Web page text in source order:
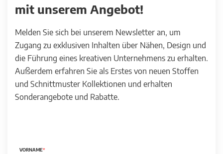
mit unserem Angebot!
Melden Sie sich bei unserem Newsletter an, um
Zugang zu exklusiven Inhalten über Nähen, Design und
die Führung eines kreativen Unternehmens zu erhalten.
Außerdem erfahren Sie als Erstes von neuen Stoffen
und Schnittmuster Kollektionen und erhalten
Sonderangebote und Rabatte.
VORNAME